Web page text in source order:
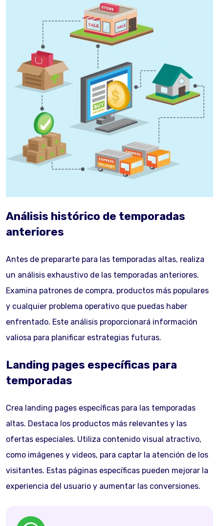
Análisis histórico de temporadas
anteriores
Antes de prepararte para las temporadas altas, realiza
un análisis exhaustivo de las temporadas anteriores.
Examina patrones de compra, productos más populares
y cualquier problema operativo que puedas haber
enfrentado. Este análisis proporcionará información
valiosa para planificar estrategias futuras.
Landing pages específicas para
temporadas
Crea landing pages específicas para las temporadas
altas. Destaca los productos más relevantes y las
ofertas especiales. Utiliza contenido visual atractivo,
como imágenes y videos, para captar la atención de los
visitantes. Estas páginas específicas pueden mejorar la
experiencia del usuario y aumentar las conversiones.